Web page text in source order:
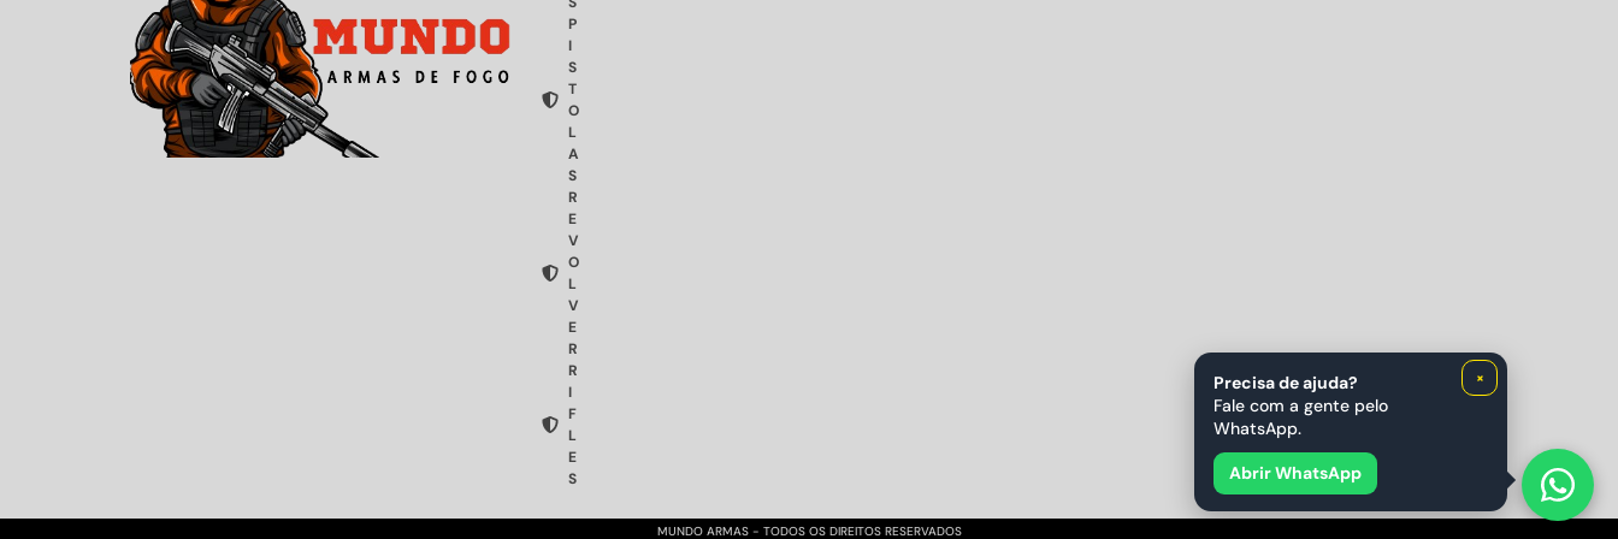
P
I
S
T
O
L
A
S
R
E
V
O
L
V
E
R
R
I
F
L
E
S
MUNDO ARMAS - TODOS OS DIREITOS RESERVADOS
×
Precisa de ajuda?
Fale com a gente pelo
WhatsApp.
Abrir WhatsApp